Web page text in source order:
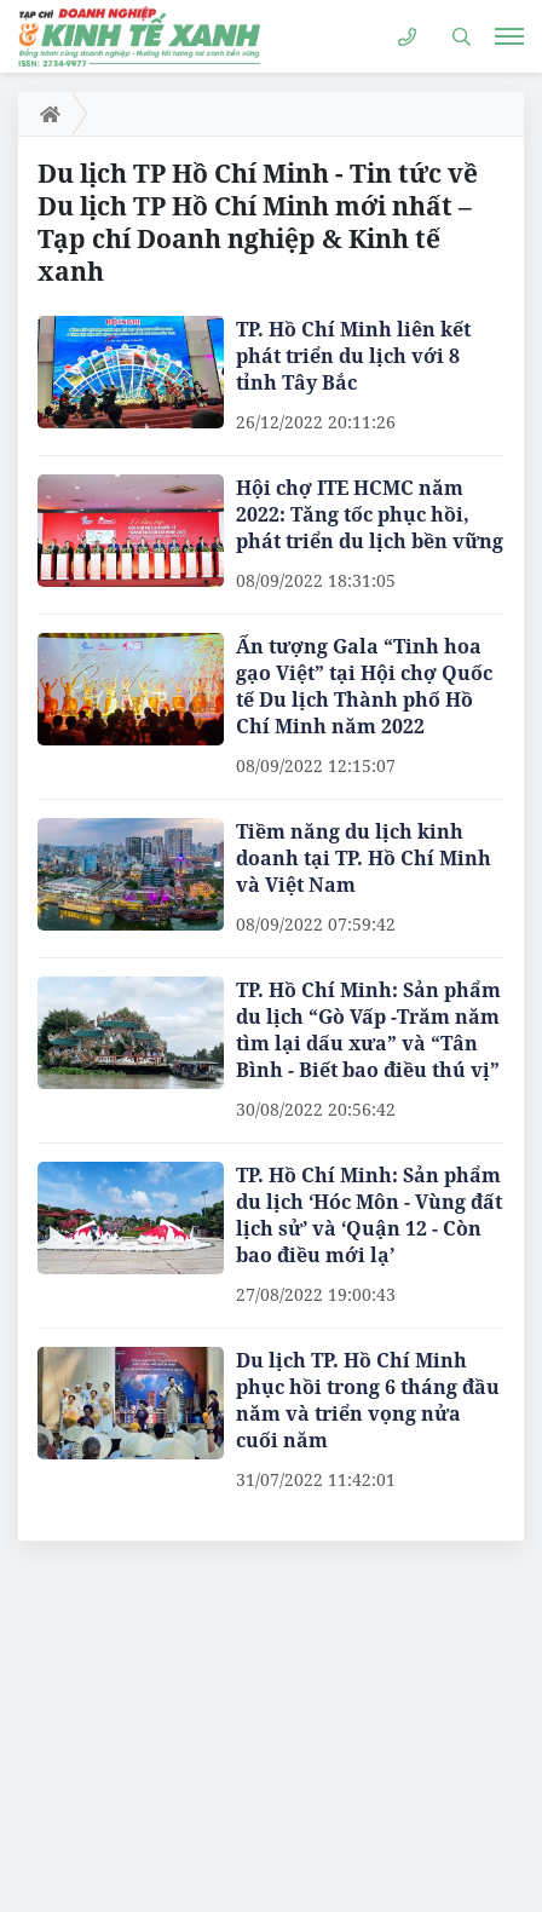
Du lịch TP Hồ Chí Minh - Tin tức về
Du lịch TP Hồ Chí Minh mới nhất –
Tạp chí Doanh nghiệp & Kinh tế
xanh
TP. Hồ Chí Minh liên kết
phát triển du lịch với 8
tỉnh Tây Bắc
26/12/2022 20:11:26
Hội chợ ITE HCMC năm
2022: Tăng tốc phục hồi,
phát triển du lịch bền vững
08/09/2022 18:31:05
Ấn tượng Gala “Tinh hoa
gạo Việt” tại Hội chợ Quốc
tế Du lịch Thành phố Hồ
Chí Minh năm 2022
08/09/2022 12:15:07
Tiềm năng du lịch kinh
doanh tại TP. Hồ Chí Minh
và Việt Nam
08/09/2022 07:59:42
TP. Hồ Chí Minh: Sản phẩm
du lịch “Gò Vấp -Trăm năm
tìm lại dấu xưa” và “Tân
Bình - Biết bao điều thú vị”
30/08/2022 20:56:42
TP. Hồ Chí Minh: Sản phẩm
du lịch ‘Hóc Môn - Vùng đất
lịch sử’ và ‘Quận 12 - Còn
bao điều mới lạ’
27/08/2022 19:00:43
Du lịch TP. Hồ Chí Minh
phục hồi trong 6 tháng đầu
năm và triển vọng nửa
cuối năm
31/07/2022 11:42:01